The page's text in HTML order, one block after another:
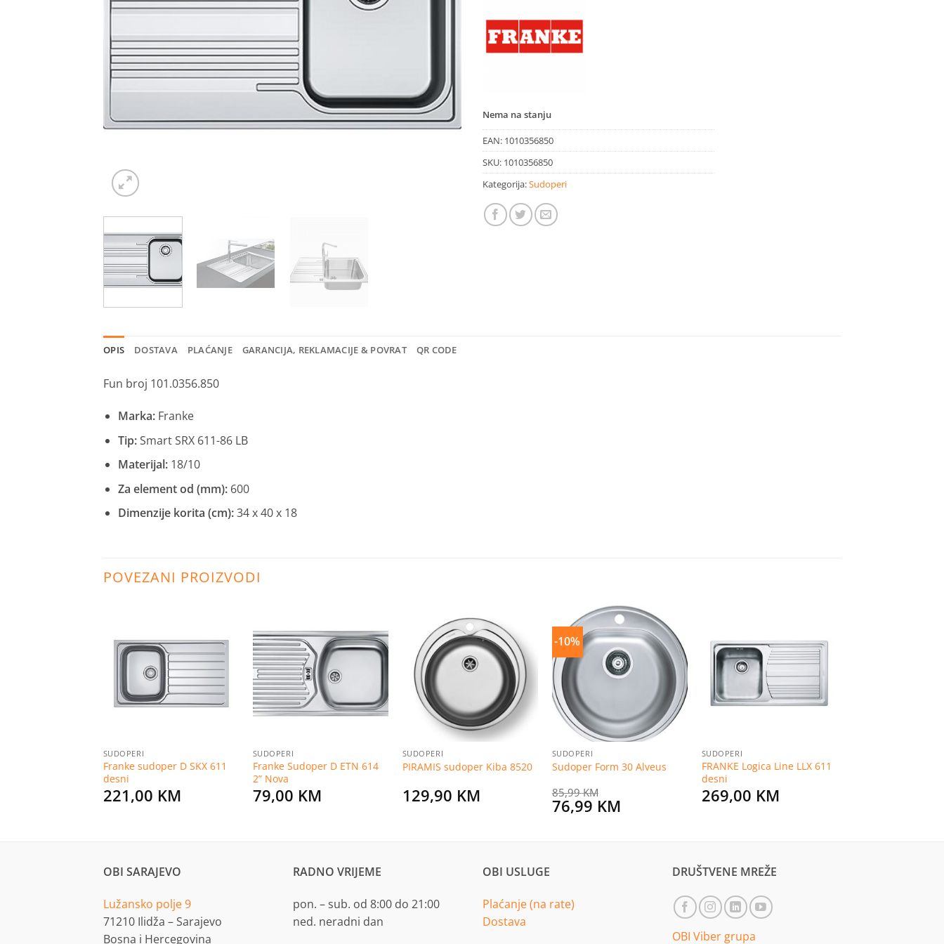
Nema na stanju
EAN: 1010356850
SKU: 1010356850
Kategorija:Sudoperi
OPIS DOSTAVA PLAĆANJE GARANCIJA, REKLAMACIJE & POVRAT QR CODE
Fun broj 101.0356.850
Marka:Franke
Tip:Smart SRX 611-86 LB
Materijal:18/10
Za element od (mm):600
Dimenzije korita (cm):34 x 40 x 18
POVEZANI PROIZVODI
Dodaj
na
listu
želja
SUDOPERI
Franke sudoper D SKX 611
desni
221,00 KM
Dodaj
na
SUDOPERI
Franke Sudoper D ETN 614
2” Nova
79,00 KM
Dodaj
na
listu
želja
SUDOPERI
PIRAMIS sudoper Kiba 8520
129,90 KM
-10%
Dodaj
na
listu
želja
SUDOPERI
Sudoper Form 30 Alveus
85,99KM
Original
price
76,99 KMCurrent
Dodaj
na
listu
želja
SUDOPERI
FRANKE Logica Line LLX 611
desni
269,00 KM
OBI SARAJEVO
Lužansko polje 9
71210 Ilidža – Sarajevo
Bosna i Hercegovina
RADNO VRIJEME
pon. – sub. od 8:00 do 21:00
ned. neradni dan
OBI USLUGE
Plaćanje (na rate)
Dostava
DRUŠTVENE MREŽE
OBI Viber grupa